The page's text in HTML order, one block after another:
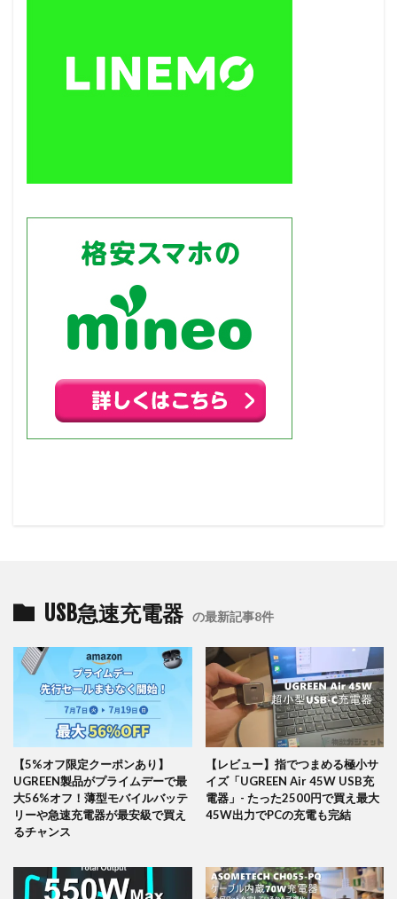
USB急速充電器 の最新記事8件
【5%オフ限定クーポンあり】
UGREEN製品がプライムデーで最
大56%オフ！薄型モバイルバッテ
リーや急速充電器が最安級で買え
るチャンス
【レビュー】指でつまめる極小サ
イズ「UGREEN Air 45W USB充
電器」- たった2500円で買え最大
45W出力でPCの充電も完結